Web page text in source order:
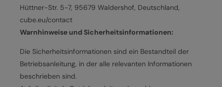
Hüttner-Str. 5-7, 95679 Waldershof, Deutschland,
cube.eu/contact
Warnhinweise und Sicherheitsinformationen:
Die Sicherheitsinformationen sind ein Bestandteil der
Betriebsanleitung, in der alle relevanten Informationen
beschrieben sind.